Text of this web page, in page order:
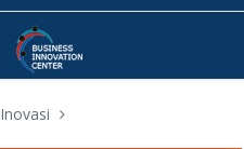
Inovasi